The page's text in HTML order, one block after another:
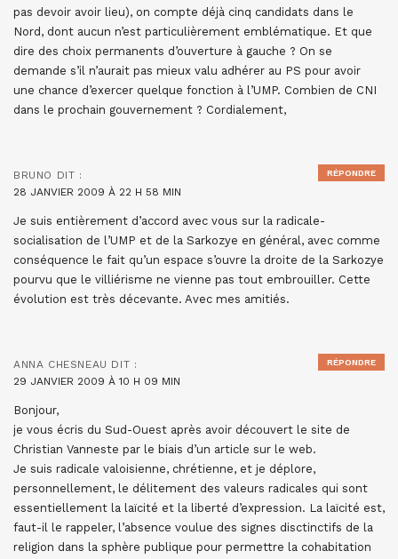
pas devoir avoir lieu), on compte déjà cinq candidats dans le
Nord, dont aucun n’est particulièrement emblématique. Et que
dire des choix permanents d’ouverture à gauche ? On se
demande s’il n’aurait pas mieux valu adhérer au PS pour avoir
une chance d’exercer quelque fonction à l’UMP. Combien de CNI
dans le prochain gouvernement ? Cordialement,
BRUNO DIT :
28 JANVIER 2009 À 22 H 58 MIN
Je suis entièrement d’accord avec vous sur la radicale-
socialisation de l’UMP et de la Sarkozye en général, avec comme
conséquence le fait qu’un espace s’ouvre la droite de la Sarkozye
pourvu que le villiérisme ne vienne pas tout embrouiller. Cette
évolution est très décevante. Avec mes amitiés.
RÉPONDRE
ANNA CHESNEAU DIT :
29 JANVIER 2009 À 10 H 09 MIN
Bonjour,
je vous écris du Sud-Ouest après avoir découvert le site de
Christian Vanneste par le biais d’un article sur le web.
Je suis radicale valoisienne, chrétienne, et je déplore,
personnellement, le délitement des valeurs radicales qui sont
essentiellement la laïcité et la liberté d’expression. La laïcité est,
faut-il le rappeler, l’absence voulue des signes disctinctifs de la
religion dans la sphère publique pour permettre la cohabitation
RÉPONDRE